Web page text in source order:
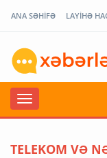
ANA SƏHİFƏ LAYİHƏ
TELEKOM VƏ